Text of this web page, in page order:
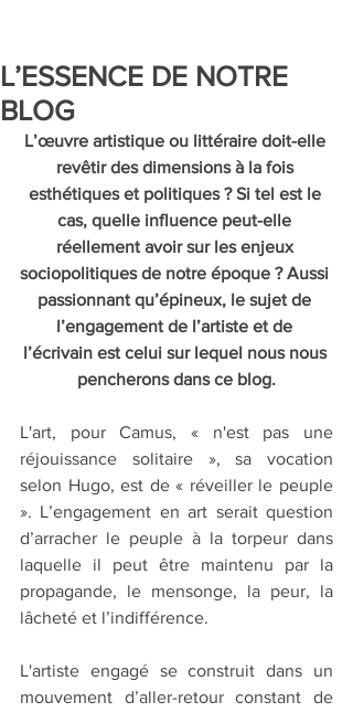
L’ESSENCE DE NOTRE
BLOG
L’œuvre artistique ou littéraire doit-elle
revêtir des dimensions à la fois
esthétiques et politiques ? Si tel est le
cas, quelle influence peut-elle
réellement avoir sur les enjeux
sociopolitiques de notre époque ? Aussi
passionnant qu’épineux, le sujet de
l’engagement de l’artiste et de
l’écrivain est celui sur lequel nous nous
pencherons dans ce blog.
L'art, pour Camus, « n'est pas une
réjouissance solitaire », sa vocation
selon Hugo, est de « réveiller le peuple
». L’engagement en art serait question
d’arracher le peuple à la torpeur dans
laquelle il peut être maintenu par la
propagande, le mensonge, la peur, la
lâcheté et l’indifférence.
L'artiste engagé se construit dans un
mouvement d’aller-retour constant de